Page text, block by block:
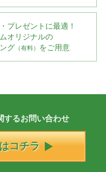
プレゼントに最適！
オリジナルの
グ （有料） をご用意
するお問い合わせ
コチラ